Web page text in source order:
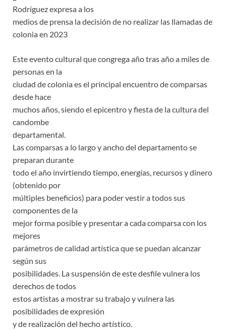
Rodríguez expresa a los
medios de prensa la decisión de no realizar las llamadas de
colonia en 2023
Este evento cultural que congrega año tras año a miles de
personas en la
ciudad de colonia es el principal encuentro de comparsas
desde hace
muchos años, siendo el epicentro y fiesta de la cultura del
candombe
departamental.
Las comparsas a lo largo y ancho del departamento se
preparan durante
todo el año invirtiendo tiempo, energías, recursos y dinero
(obtenido por
múltiples beneficios) para poder vestir a todos sus
componentes de la
mejor forma posible y presentar a cada comparsa con los
mejores
parámetros de calidad artística que se puedan alcanzar
según sus
posibilidades. La suspensión de este desfile vulnera los
derechos de todos
estos artistas a mostrar su trabajo y vulnera las
posibilidades de expresión
y de realización del hecho artístico.